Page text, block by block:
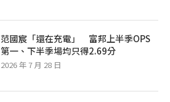
范國宸「還在充電」 富邦上半季OPS
第一、下半季場均只得2.69分
2026 年 7 月 28 日